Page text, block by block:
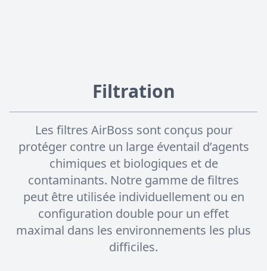
Filtration
Les filtres AirBoss sont conçus pour
protéger contre un large éventail d’agents
chimiques et biologiques et de
contaminants. Notre gamme de filtres
peut être utilisée individuellement ou en
configuration double pour un effet
maximal dans les environnements les plus
difficiles.